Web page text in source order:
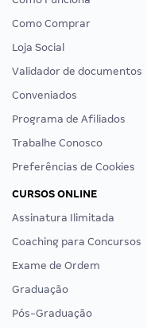
Como Comprar
Loja Social
Validador de documentos
Conveniados
Programa de Afiliados
Trabalhe Conosco
Preferências de Cookies
CURSOS ONLINE
Assinatura Ilimitada
Coaching para Concursos
Exame de Ordem
Graduação
Pós-Graduação